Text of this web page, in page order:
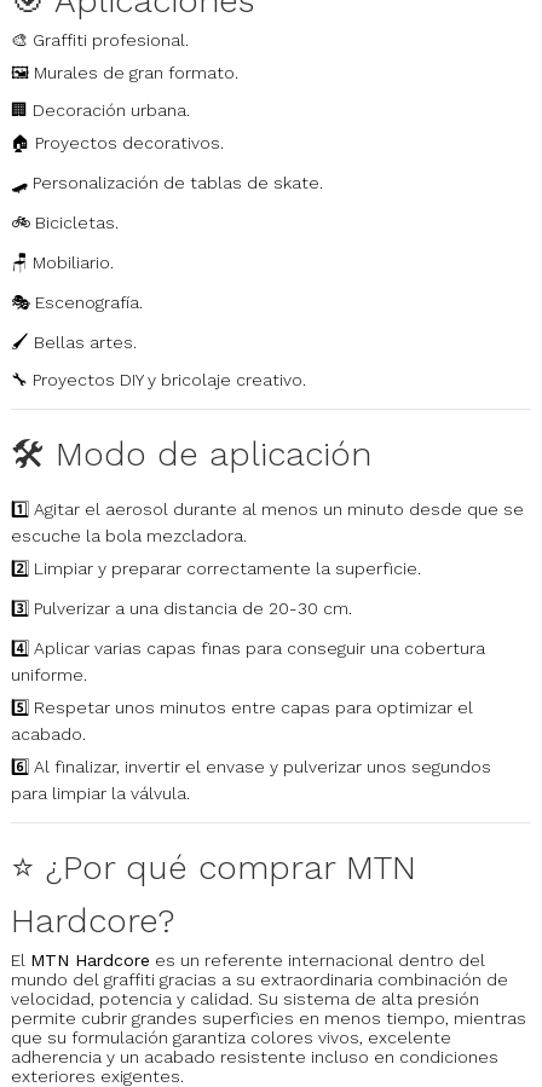
🎨 Graffiti profesional.
🖼️ Murales de gran formato.
🏢 Decoración urbana.
🏠 Proyectos decorativos.
🛹 Personalización de tablas de skate.
🚲 Bicicletas.
🪑 Mobiliario.
🎭 Escenografía.
🖌️ Bellas artes.
🔧 Proyectos DIY y bricolaje creativo.
🛠️ Modo de aplicación
1️⃣ Agitar el aerosol durante al menos un minuto desde que se
escuche la bola mezcladora.
2️⃣ Limpiar y preparar correctamente la superficie.
3️⃣ Pulverizar a una distancia de 20-30 cm.
4️⃣ Aplicar varias capas finas para conseguir una cobertura
uniforme.
5️⃣ Respetar unos minutos entre capas para optimizar el
acabado.
6️⃣ Al finalizar, invertir el envase y pulverizar unos segundos
para limpiar la válvula.
⭐ ¿Por qué comprar MTN
Hardcore?
El MTN Hardcore es un referente internacional dentro del
mundo del graffiti gracias a su extraordinaria combinación de
velocidad, potencia y calidad. Su sistema de alta presión
permite cubrir grandes superficies en menos tiempo, mientras
que su formulación garantiza colores vivos, excelente
adherencia y un acabado resistente incluso en condiciones
exteriores exigentes.